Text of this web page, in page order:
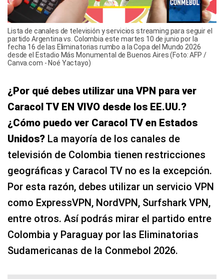
Lista de canales de televisión y servicios streaming para seguir el
partido Argentina vs. Colombia este martes 10 de junio por la
fecha 16 de las Eliminatorias rumbo a la Copa del Mundo 2026
desde el Estadio Más Monumental de Buenos Aires (Foto: AFP /
Canva.com - Noé Yactayo)
¿Por qué debes utilizar una VPN para ver
Caracol TV EN VIVO desde los EE.UU.?
¿Cómo puedo ver Caracol TV en Estados
Unidos? La mayoría de los canales de
televisión de Colombia tienen restricciones
geográficas y Caracol TV no es la excepción.
Por esta razón, debes utilizar un servicio VPN
como ExpressVPN, NordVPN, Surfshark VPN,
entre otros. Así podrás mirar el partido entre
Colombia y Paraguay por las Eliminatorias
Sudamericanas de la Conmebol 2026.